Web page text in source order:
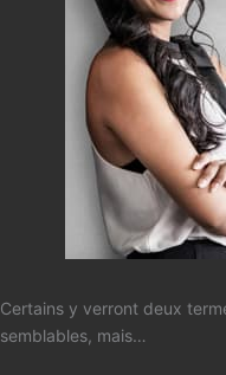
Certains y verront deux
semblables, mais…